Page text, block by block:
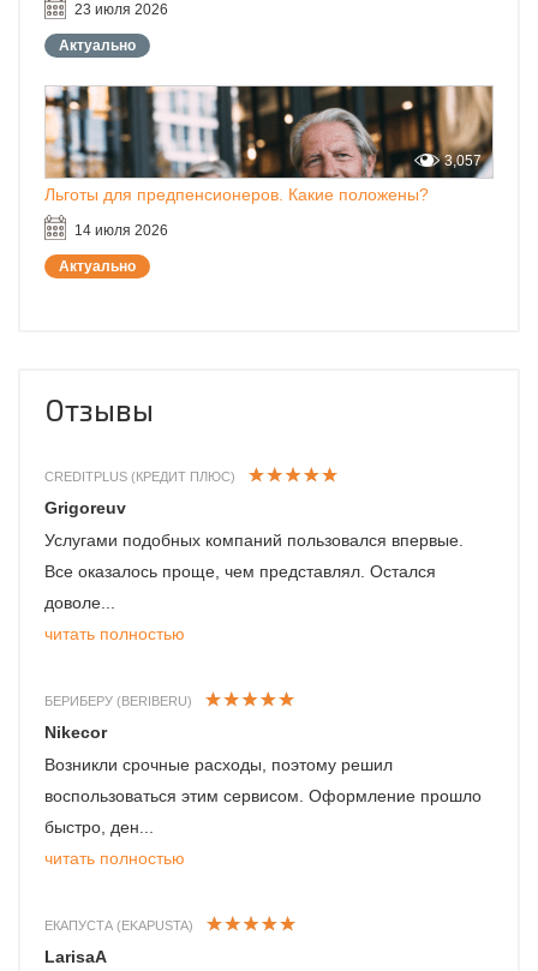
23 июля 2026
Актуально
Льготы для предпенсионеров. Какие положены?
14 июля 2026
3,057
Актуально
Отзывы
CREDITPLUS (КРЕДИТ ПЛЮС)
Grigoreuv
Услугами подобных компаний пользовался впервые.
Все оказалось проще, чем представлял. Остался
доволе...
читать полностью
БЕРИБЕРУ (BERIBERU)
Nikecor
Возникли срочные расходы, поэтому решил
воспользоваться этим сервисом. Оформление прошло
быстро, ден...
читать полностью
ЕКАПУСТА (EKAPUSTA)
LarisaA